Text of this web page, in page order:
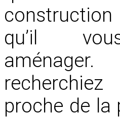
qu’il
proche de la